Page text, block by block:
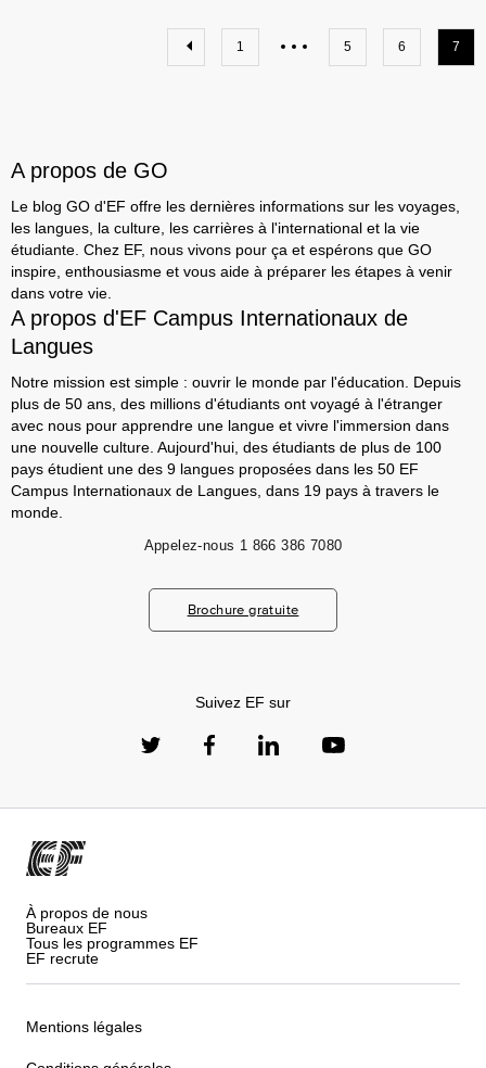
1 5 6 7
A propos de GO
Le blog GO d'EF offre les dernières informations sur les voyages,
les langues, la culture, les carrières à l'international et la vie
étudiante. Chez EF, nous vivons pour ça et espérons que GO
inspire, enthousiasme et vous aide à préparer les étapes à venir
dans votre vie.
A propos d'EF Campus Internationaux de
Langues
Notre mission est simple : ouvrir le monde par l'éducation. Depuis
plus de 50 ans, des millions d'étudiants ont voyagé à l'étranger
avec nous pour apprendre une langue et vivre l'immersion dans
une nouvelle culture. Aujourd'hui, des étudiants de plus de 100
pays étudient une des 9 langues proposées dans les 50 EF
Campus Internationaux de Langues, dans 19 pays à travers le
monde.
Appelez-nous 1 866 386 7080
Brochure gratuite
Suivez EF sur
À propos de nous
Bureaux EF
Tous les programmes EF
EF recrute
Mentions légales